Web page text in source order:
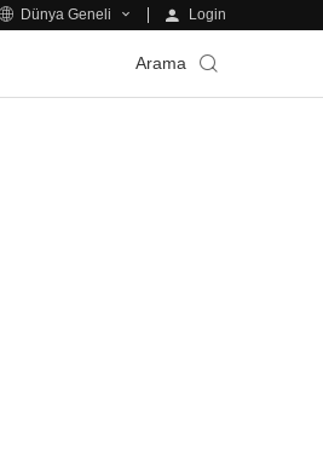
Dünya Geneli Login
Arama